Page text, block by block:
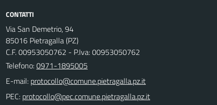
CONTATTI
Via San Demetrio, 94
85016 Pietragalla (PZ)
C.F. 00953050762 - P.Iva: 00953050762
Telefono:0971-1895005
E-mail:
PEC: